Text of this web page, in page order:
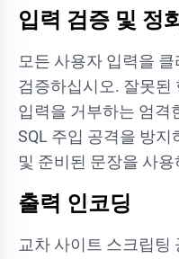
입력 검증 및 정
모든 사용자 입력을
검증하십시오. 잘못된
입력을 거부하는 엄격
SQL 주입 공격을 방
및 준비된 문장을 사
출력 인코딩
교차 사이트 스크립팅